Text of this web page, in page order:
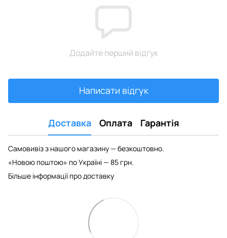
Додайте перший відгук
Написати відгук
Доставка Оплата Гарантія
Самовивіз з нашого магазину — безкоштовно.
«Новою поштою» по Україні — 85 грн.
Більше інформації про доставку